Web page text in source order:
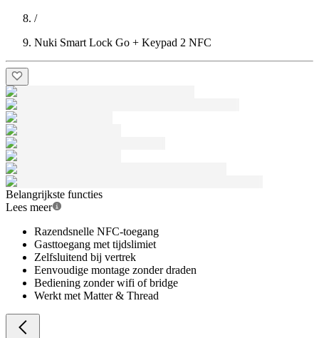
/
Nuki Smart Lock Go + Keypad 2 NFC
Belangrijkste functies
Lees meer
Razendsnelle NFC-toegang
Gasttoegang met tijdslimiet
Zelfsluitend bij vertrek
Eenvoudige montage zonder draden
Bediening zonder wifi of bridge
Werkt met Matter & Thread